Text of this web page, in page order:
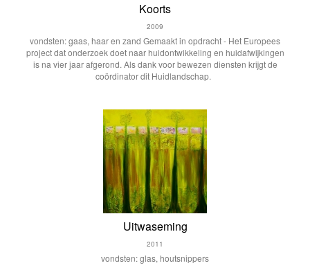
Koorts
2009
vondsten: gaas, haar en zand Gemaakt in opdracht - Het Europees
project dat onderzoek doet naar huidontwikkeling en huidafwijkingen
is na vier jaar afgerond. Als dank voor bewezen diensten krijgt de
coördinator dit Huidlandschap.
Uitwaseming
2011
vondsten: glas, houtsnippers